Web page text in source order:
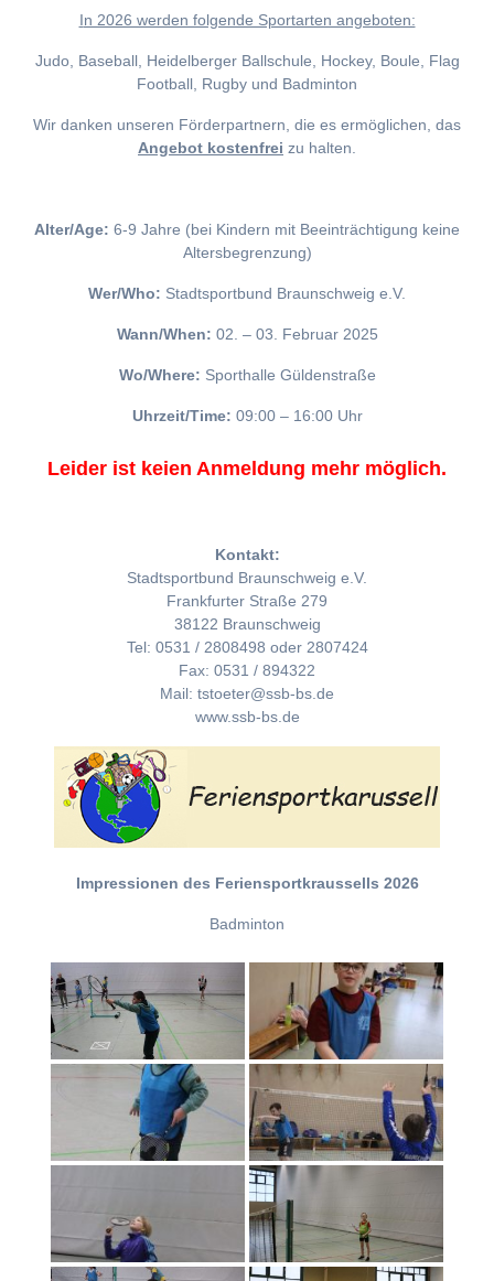
In 2026 werden folgende Sportarten angeboten:
Judo, Baseball, Heidelberger Ballschule, Hockey, Boule, Flag
Football, Rugby und Badminton
Wir danken unseren Förderpartnern, die es ermöglichen, das
Angebot kostenfrei zu halten.
Alter/Age: 6-9 Jahre (bei Kindern mit Beeinträchtigung keine
Altersbegrenzung)
Wer/Who: Stadtsportbund Braunschweig e.V.
Wann/When: 02. – 03. Februar 2025
Wo/Where: Sporthalle Güldenstraße
Uhrzeit/Time: 09:00 – 16:00 Uhr
Leider ist keien Anmeldung mehr möglich.
Kontakt:
Stadtsportbund Braunschweig e.V.
Frankfurter Straße 279
38122 Braunschweig
Tel: 0531 / 2808498 oder 2807424
Fax: 0531 / 894322
Mail: tstoeter@ssb-bs.de
www.ssb-bs.de
Impressionen des Feriensportkraussells 2026
Badminton